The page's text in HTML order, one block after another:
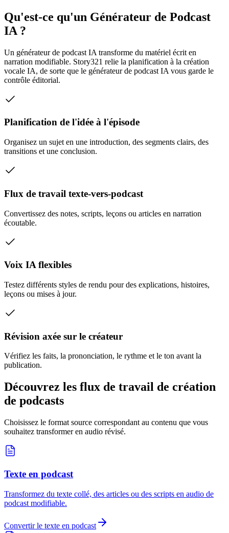
Qu'est-ce qu'un Générateur de Podcast
IA ?
Un générateur de podcast IA transforme du matériel écrit en
narration modifiable. Story321 relie la planification à la création
vocale IA, de sorte que le générateur de podcast IA vous garde le
contrôle éditorial.
Planification de l'idée à l'épisode
Organisez un sujet en une introduction, des segments clairs, des
transitions et une conclusion.
Flux de travail texte-vers-podcast
Convertissez des notes, scripts, leçons ou articles en narration
écoutable.
Voix IA flexibles
Testez différents styles de rendu pour des explications, histoires,
leçons ou mises à jour.
Révision axée sur le créateur
Vérifiez les faits, la prononciation, le rythme et le ton avant la
publication.
Découvrez les flux de travail de création
de podcasts
Choisissez le format source correspondant au contenu que vous
souhaitez transformer en audio révisé.
Texte en podcast
Transformez du texte collé, des articles ou des scripts en audio de
podcast modifiable.
Convertir le texte en podcast